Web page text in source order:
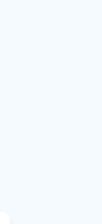
alle categorieën